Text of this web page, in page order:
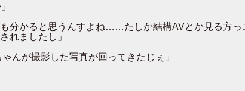
分かると思うんすよね……たしか結構AVとか見る方
れましたし」
んが撮影した写真が回ってきたじぇ」